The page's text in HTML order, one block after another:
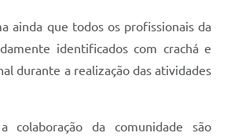
ainda que todos os profissionais da
identificados com crachá e
durante a realização das atividades
colaboração da comunidade são